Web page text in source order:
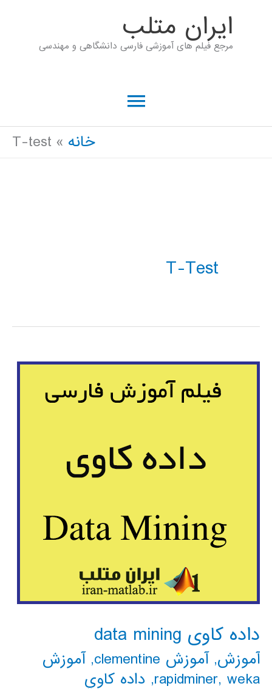
ايران متلب
مرجع فیلم های آموزشی فارسی دانشگاهی و مهندسی
فهرست
اصلیخانه T-test
T-Test
داده کاوی data mining
آموزش,آموزش clementine ,آموزش
rapidminer, weka
, داده كاوي